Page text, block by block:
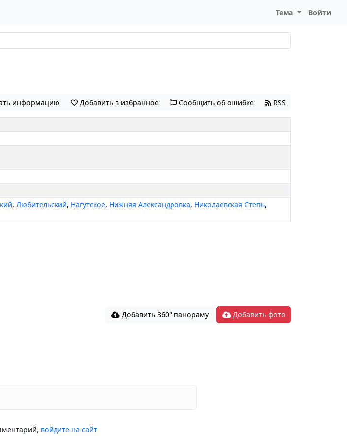
Тема Войти
информацию Добавить в избранное Сообщить об ошибке RSS
,Любительский, Нагутское, Нижняя Александровка, Николаевская Степь,
Добавить 360° панораму Добавить фото
войдите на сайт